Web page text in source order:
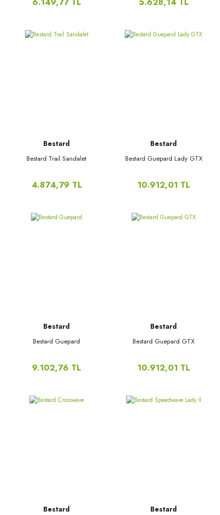
Bestard
Bestard Trail Sandalet
4.874,79 TL
Bestard
Bestard Guepard Lady GTX
10.912,01 TL
Bestard
Bestard Guepard
9.102,76 TL
Bestard
Bestard Guepard GTX
10.912,01 TL
Bestard Bestard